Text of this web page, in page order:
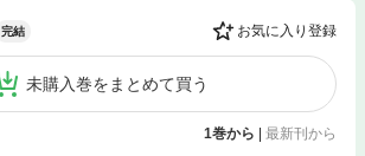
完結 お気に入り登録
未購入巻をまとめて買う
1巻から | 最新刊から